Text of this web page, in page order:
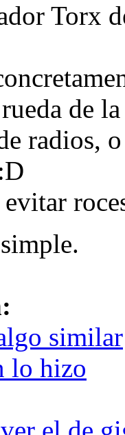
Torx
de
radios,
similar
lo hizo